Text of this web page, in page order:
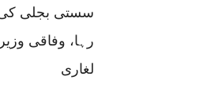
سستی بجلی کی
رہا، وفاقی
لغاری